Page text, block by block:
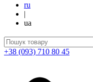
ru
|
ua
+38 (093) 710 80 45